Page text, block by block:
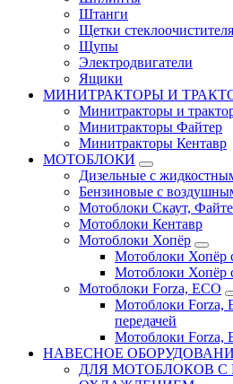
Штанги
Щетки стеклоочистителя
Щупы
Электродвигатели
Ящики
МИНИТРАКТОРЫ И
Минитракторы и
Минитракторы Файтер
Минитракторы Кентавр
МОТОБЛОКИ
Дизельные с
Бензиновые с
Мотоблоки Скаут,
Мотоблоки Кентавр
Мотоблоки Хопёр
Мотоблоки Хопёр
Мотоблоки
Мотоблоки Forza, ECO
Мотоблоки Forza,
передачей
Мотоблоки
НАВЕСНОЕ
ДЛЯ МОТОБЛОКОВ